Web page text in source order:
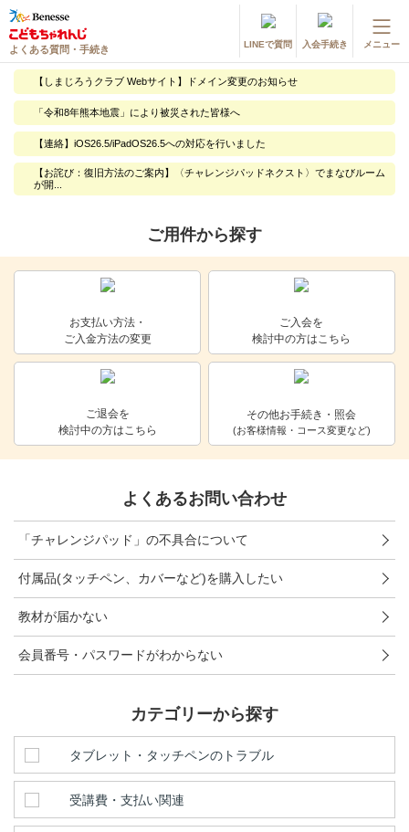
よくある質問・手続き LINEで質問 入会手続き メニュー
登録情報の変更・各種お手続き
会員ページへログイン
お客様サポート(手続き・照会)
よくある質問・お問い合わせ
進研ゼミ 小学講座
進研ゼミ 中学講座 中高一貫
会員サイトはこちら
【しまじろうクラブ Webサイト】ドメイン変更のお知らせ
「令和8年熊本地震」により被災された皆様へ
【連絡】iOS26.5/iPadOS26.5への対応を行いました
【お詫び：復旧方法のご案内】〈チャレンジパッドネクスト〉でまなびルーム
が開...
ご用件から探す
お支払い方法・
ご入金方法の変更
ご入会を
検討中の方はこちら
ご退会を
検討中の方はこちら
その他お手続き・照会
(お客様情報・コース変更など)
よくあるお問い合わせ
「チャレンジパッド」の不具合について
付属品(タッチペン、カバーなど)を購入したい
教材が届かない
会員番号・パスワードがわからない
カテゴリーから探す
タブレット・タッチペンのトラブル
受講費・支払い関連